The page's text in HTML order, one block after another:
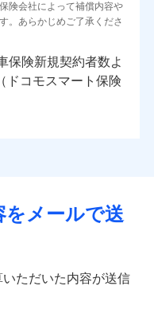
険会社によって補償内容や
。あらかじめご了承くださ
新規契約者数よ
ドコモスマート保険
をメールで送
ただいた内容が送信